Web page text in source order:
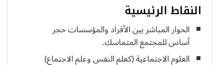
النقاط الرئيسية
الحوار المباشر بين الأفراد والمؤسسات حجر
أساس للمجتمع المتماسك.
العلوم الاجتماعية (كعلم النفس وعلم الاجتماع)